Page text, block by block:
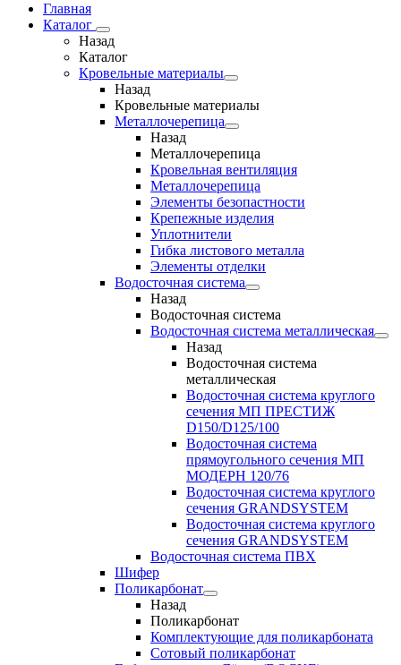
Главная
Каталог
Назад
Каталог
Кровельные материалы
Назад
Кровельные материалы
Металлочерепица
Назад
Металлочерепица
Кровельная вентиляция
Металлочерепица
Элементы безопастности
Крепежные изделия
Уплотнители
Гибка листового металла
Элементы отделки
Водосточная система
Назад
Водосточная система
Водосточная система металлическая
Назад
Водосточная система
металлическая
Водосточная система круглого
сечения МП ПРЕСТИЖ
D150/D125/100
Водосточная система
прямоугольного сечения МП
МОДЕРН 120/76
Водосточная система круглого
сечения GRANDSYSTEM
Водосточная система круглого
сечения GRANDSYSTEM
Водосточная система ПВХ
Шифер
Поликарбонат
Назад
Поликарбонат
Комплектующие для поликарбоната
Сотовый поликарбонат